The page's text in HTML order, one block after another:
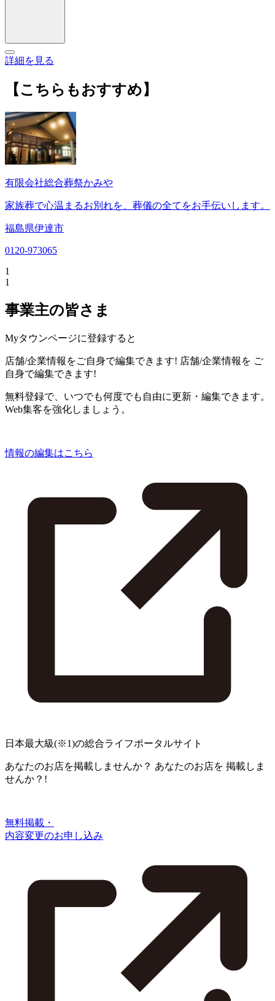
詳細を見る
【こちらもおすすめ】
有限会社総合葬祭かみや
家族葬で心温まるお別れを、葬儀の全てをお手伝いします。
福島県伊達市
0120-973065
1
1
事業主の皆さま
Myタウンページに登録すると
店舗/企業情報をご自身で編集できます! 店舗/企業情報を ご
自身で編集できます!
無料登録で、いつでも何度でも自由に更新・編集できます。
Web集客を強化しましょう。
情報の編集はこちら
日本最大級(※1)の総合ライフポータルサイト
あなたのお店を掲載しませんか？ あなたのお店を 掲載しま
せんか？!
無料掲載・
内容変更のお申し込み